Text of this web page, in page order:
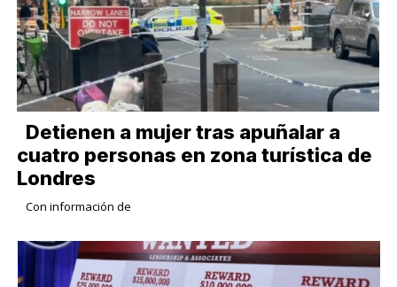
Detienen a mujer tras apuñalar a
cuatro personas en zona turística de
Londres
Con información de